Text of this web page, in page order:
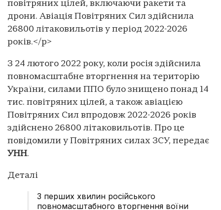
повітряних цілей, включаючи ракети та
дрони. Авіація Повітряних Сил здійснила
26800 літаковильотів у період 2022-2026
років.</p>
З 24 лютого 2022 року, коли росія здійснила
повномасштабне вторгнення на територію
України, силами ППО було знищено понад 14
тис. повітряних цілей, а також авіацією
Повітряних Сил впродовж 2022-2026 років
здійснено 26800 літаковильотів. Про це
повідомили у Повітряних силах ЗСУ, передає
УНН.
Деталі
З перших хвилин російського
повномасштабного вторгнення воїни